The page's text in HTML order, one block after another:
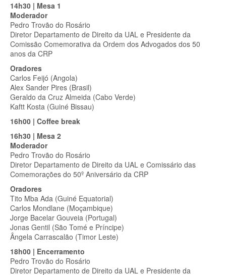
14h30 | Mesa 1
Moderador
Pedro Trovão do Rosário
Diretor Departamento de Direito da UAL e Presidente da
Comissão Comemorativa da Ordem dos Advogados dos 50
anos da CRP
Oradores
Carlos Feijó (Angola)
Alex Sander Pires (Brasil)
Geraldo da Cruz Almeida (Cabo Verde)
Kaftt Kosta (Guiné Bissau)
16h00 | Coffee break
16h30 | Mesa 2
Moderador
Pedro Trovão do Rosário
Diretor Departamento de Direito da UAL e Comissário das
Comemorações do 50º Aniversário da CRP
Oradores
Tito Mba Ada (Guiné Equatorial)
Carlos Mondlane (Moçambique)
Jorge Bacelar Gouveia (Portugal)
Jonas Gentil (São Tomé e Príncipe)
Ângela Carrascalão (Timor Leste)
18h00 | Encerramento
Pedro Trovão do Rosário
Diretor Departamento de Direito da UAL e Presidente da